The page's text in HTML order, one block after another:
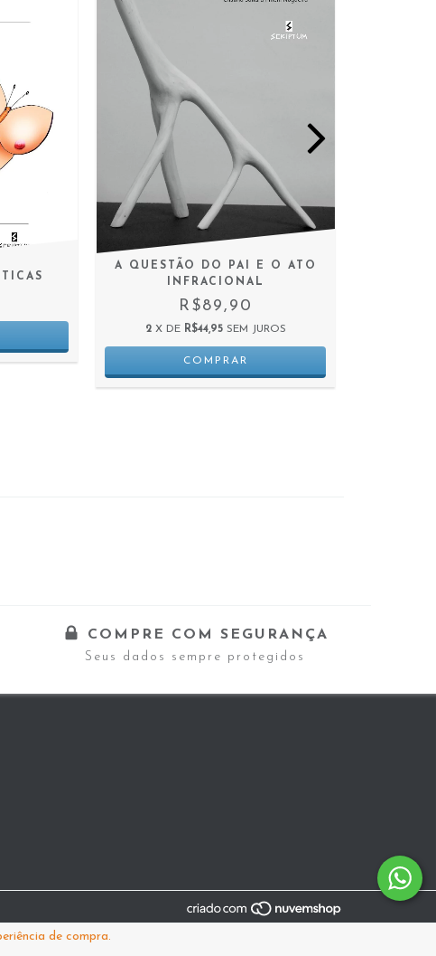
de compra.
A QUESTÃO DO PAI E O ATO
INFRACIONAL
R$89,90
2 X DE R$44,95 SEM JUROS
COMPRE COM SEGURANÇA
Seus dados sempre protegidos